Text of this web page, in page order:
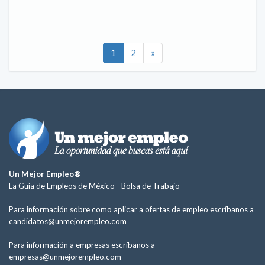
1 2 »
Un Mejor Empleo®
La Guía de Empleos de México - Bolsa de Trabajo
Para información sobre como aplicar a ofertas de empleo escríbanos a
candidatos@unmejorempleo.com
Para información a empresas escríbanos a
empresas@unmejorempleo.com